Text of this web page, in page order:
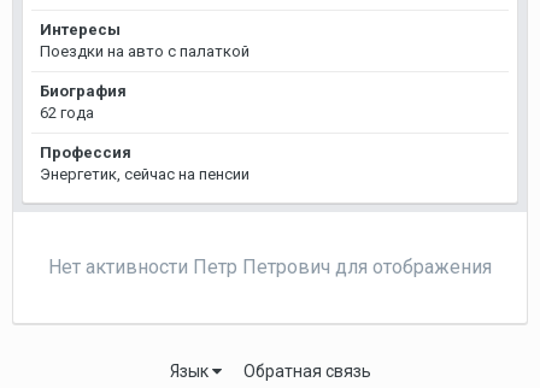
Интересы
Поездки на авто с палаткой
Биография
62 года
Профессия
Энергетик, сейчас на пенсии
Нет активности Петр Петрович для отображения
Язык Обратная связь